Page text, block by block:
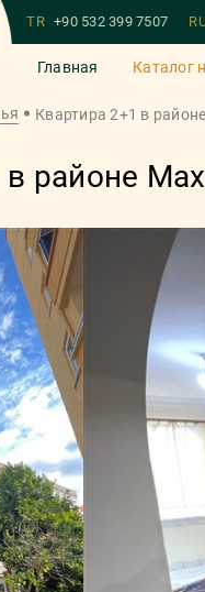
TR +90 532 399 7507
Главная Каталог
Квартира 2+1 в
в районе